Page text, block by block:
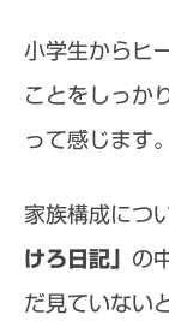
小学生からヒ
ことをしっか
って感じます。
家族構成につ
けろ日記」 の
だ見ていない